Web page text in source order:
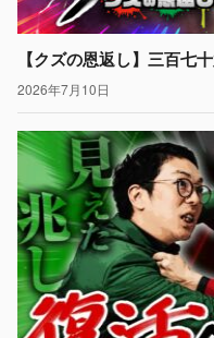
【クズの恩返し】三百七
2026年7月10日